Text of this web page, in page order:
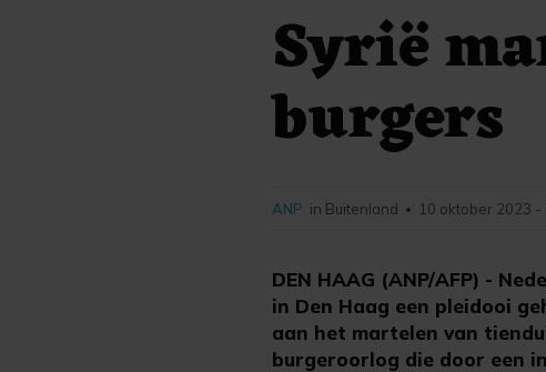
Syrië
burgers
DEN HAAG (ANP/AFP) -
in Den Haag een pleidooi
aan het martelen van
burgeroorlog die door een
ANP in Buitenland • 10 oktober 2023 -